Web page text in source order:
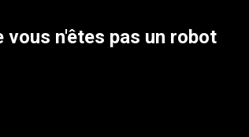
n'êtes pas un robot